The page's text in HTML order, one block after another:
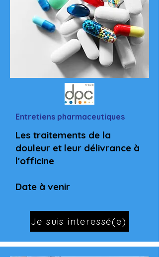
Entretiens pharmaceutiques
Les traitements de la
douleur et leur délivrance à
l'officine
Date à venir
Je suis interessé(e)